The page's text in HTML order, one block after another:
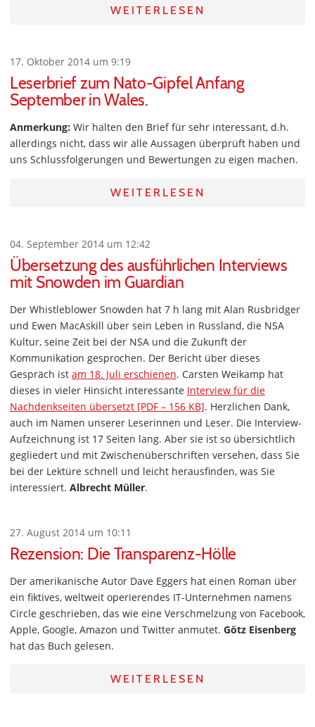
WEITERLESEN
17. Oktober 2014 um 9:19
Leserbrief zum Nato-Gipfel Anfang
September in Wales.
Anmerkung: Wir halten den Brief für sehr interessant, d.h.
allerdings nicht, dass wir alle Aussagen überprüft haben und
uns Schlussfolgerungen und Bewertungen zu eigen machen.
WEITERLESEN
04. September 2014 um 12:42
Übersetzung des ausführlichen Interviews
mit Snowden im Guardian
Der Whistleblower Snowden hat 7 h lang mit Alan Rusbridger
und Ewen MacAskill über sein Leben in Russland, die NSA
Kultur, seine Zeit bei der NSA und die Zukunft der
Kommunikation gesprochen. Der Bericht über dieses
Gespräch ist am 18. Juli erschienen. Carsten Weikamp hat
dieses in vieler Hinsicht interessante Interview für die
Nachdenkseiten übersetzt [PDF – 156 KB]. Herzlichen Dank,
auch im Namen unserer Leserinnen und Leser. Die Interview-
Aufzeichnung ist 17 Seiten lang. Aber sie ist so übersichtlich
gegliedert und mit Zwischenüberschriften versehen, dass Sie
bei der Lektüre schnell und leicht herausfinden, was Sie
interessiert. Albrecht Müller.
27. August 2014 um 10:11
Rezension: Die Transparenz-Hölle
Der amerikanische Autor Dave Eggers hat einen Roman über
ein fiktives, weltweit operierendes IT-Unternehmen namens
Circle geschrieben, das wie eine Verschmelzung von Facebook,
Apple, Google, Amazon und Twitter anmutet. Götz Eisenberg
hat das Buch gelesen.
WEITERLESEN